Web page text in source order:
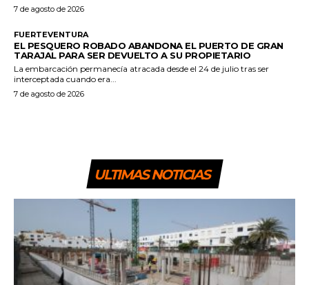
7 de agosto de 2026
FUERTEVENTURA
EL PESQUERO ROBADO ABANDONA EL PUERTO DE GRAN
TARAJAL PARA SER DEVUELTO A SU PROPIETARIO
La embarcación permanecía atracada desde el 24 de julio tras ser
interceptada cuando era...
7 de agosto de 2026
ULTIMAS NOTICIAS